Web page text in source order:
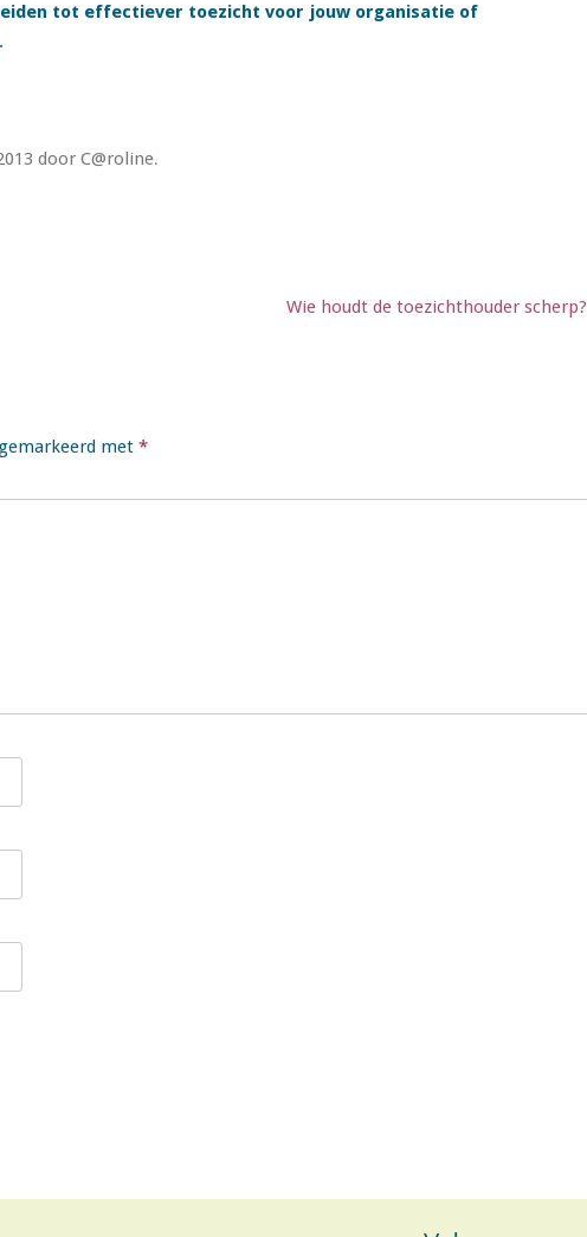
tot effectiever toezicht voor jouw organisatie of
door C@roline.
Wie houdt de toezichthouder scherp?
met *